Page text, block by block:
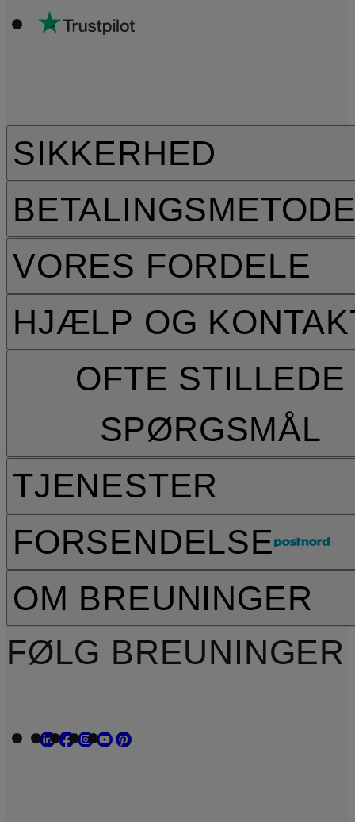
HJÆLP OG
OFTE STILLEDE
SPØRGSMÅL
TJENESTER
FORSENDELSE
SIKKERHED
VORES FORDELE
OM BREUNINGER
FØLG BREUNINGER